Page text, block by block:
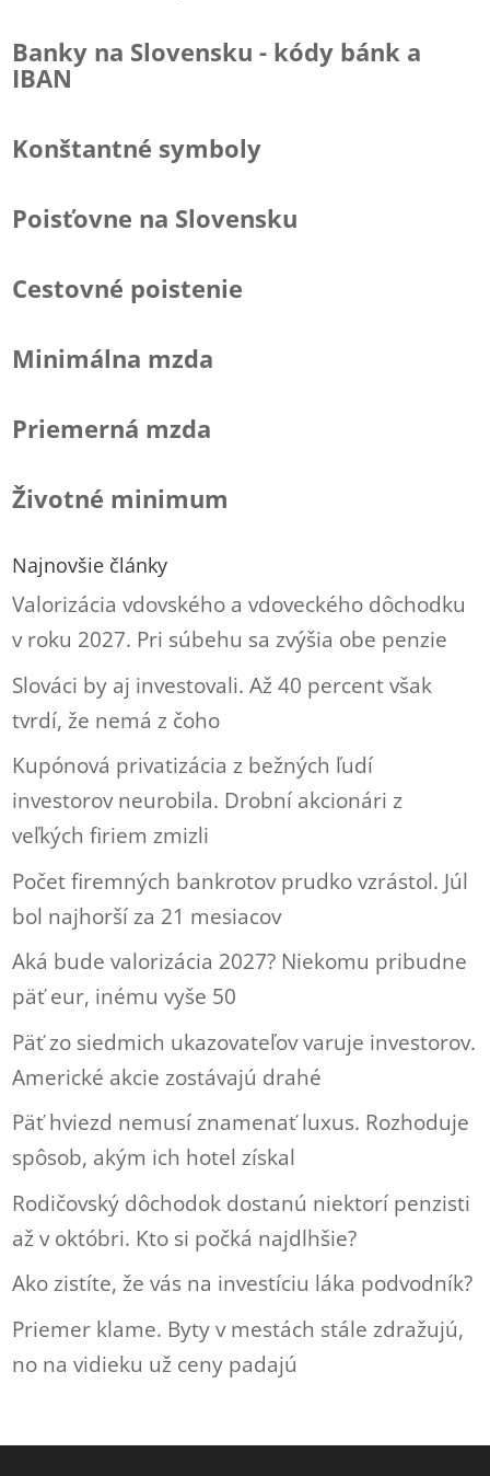
Banky na Slovensku - kódy bánk a
IBAN
Konštantné symboly
Poisťovne na Slovensku
Cestovné poistenie
Minimálna mzda
Priemerná mzda
Životné minimum
Najnovšie články
Valorizácia vdovského a vdoveckého dôchodku
v roku 2027. Pri súbehu sa zvýšia obe penzie
Slováci by aj investovali. Až 40 percent však
tvrdí, že nemá z čoho
Kupónová privatizácia z bežných ľudí
investorov neurobila. Drobní akcionári z
veľkých firiem zmizli
Počet firemných bankrotov prudko vzrástol. Júl
bol najhorší za 21 mesiacov
Aká bude valorizácia 2027? Niekomu pribudne
päť eur, inému vyše 50
Päť zo siedmich ukazovateľov varuje investorov.
Americké akcie zostávajú drahé
Päť hviezd nemusí znamenať luxus. Rozhoduje
spôsob, akým ich hotel získal
Rodičovský dôchodok dostanú niektorí penzisti
až v októbri. Kto si počká najdlhšie?
Ako zistíte, že vás na investíciu láka podvodník?
Priemer klame. Byty v mestách stále zdražujú,
no na vidieku už ceny padajú